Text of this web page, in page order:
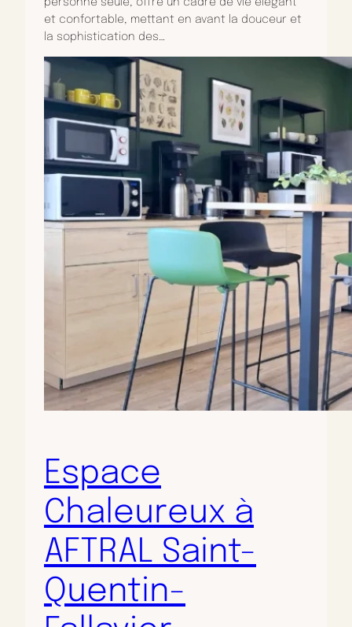
personne seule, offre un cadre de vie élégant
et confortable, mettant en avant la douceur et
la sophistication des…
Espace
Chaleureux à
AFTRAL Saint-
Quentin-